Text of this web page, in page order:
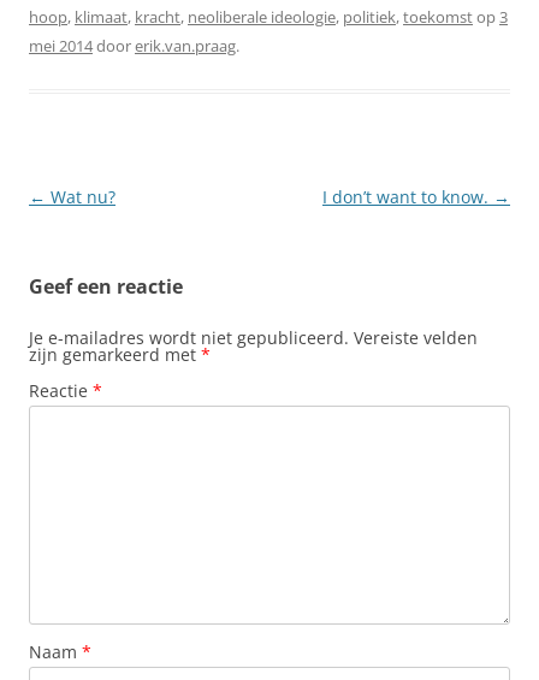
hoop, klimaat, kracht, neoliberale ideologie, politiek,toekomstop3
mei 2014doorerik.van.praag.
Berichtnavigatie
← Wat nu? I don’t want to know. →
Geef een reactie
Je e-mailadres wordt niet gepubliceerd. Vereiste velden
zijn gemarkeerd met *
Reactie *
Naam *